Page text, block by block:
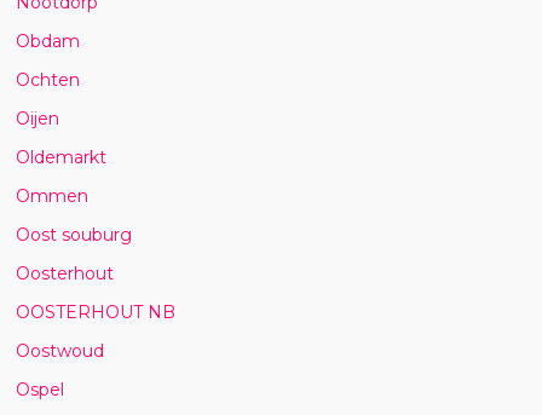
Obdam
Ochten
Oijen
Oldemarkt
Ommen
Oost souburg
Oosterhout
OOSTERHOUT NB
Oostwoud
Ospel